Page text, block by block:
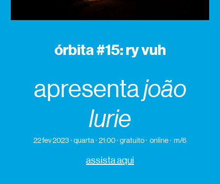
órbita #15: ry vuh
apresentajoão
lurie
22 fev 2023 quarta 21:00 gratuito online m/6
assista aqui